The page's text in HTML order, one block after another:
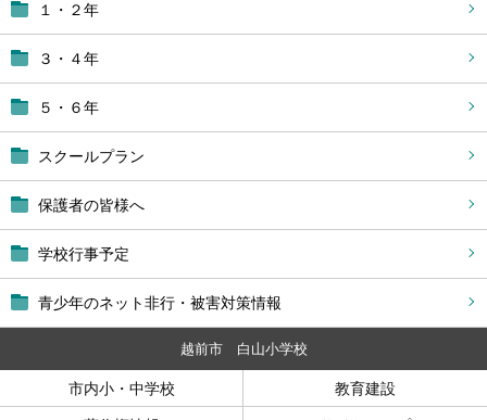
１・２年
３・４年
５・６年
スクールプラン
保護者の皆様へ
学校行事予定
青少年のネット非行・被害対策情報
越前市 白山小学校
市内小・中学校 教育建設